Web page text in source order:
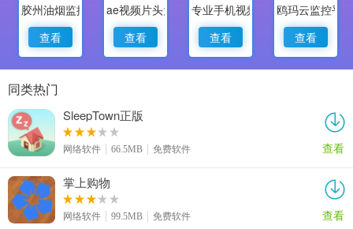
胶州油烟监控
查看
ae视频片头大师
查看
专业手机视频监控
查看
鸥玛云监控平
查看
同类热门
SleepTown正版
网络软件 66.5MB 免费软件 查看
掌上购物
网络软件 99.5MB 免费软件 查看